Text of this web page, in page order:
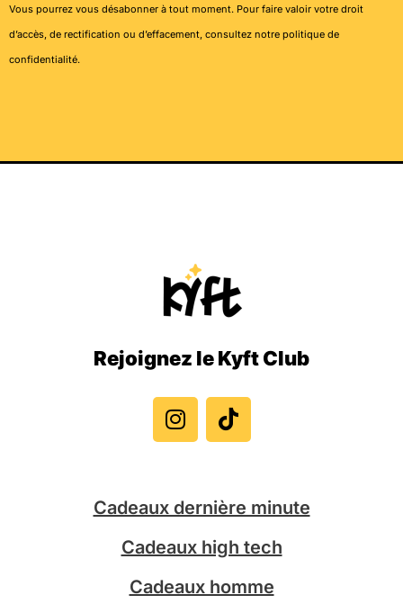
Vous pourrez vous désabonner à tout moment. Pour faire valoir votre droit
d’accès, de rectification ou d’effacement, consultez notre politique de
confidentialité.
Rejoignez le Kyft Club
n
s
t
r
a
m
i
k
t
Cadeaux dernière minute
Cadeaux high tech
Cadeaux homme